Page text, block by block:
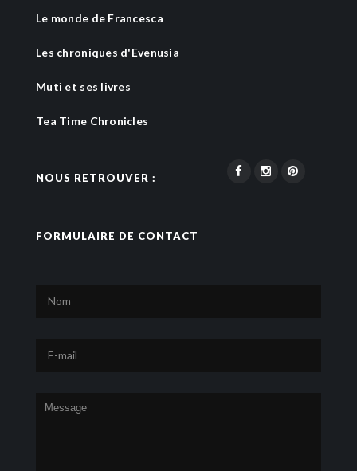
Le monde de Francesca
Les chroniques d'Evenusia
Muti et ses livres
Tea Time Chronicles
NOUS RETROUVER :
FORMULAIRE DE CONTACT